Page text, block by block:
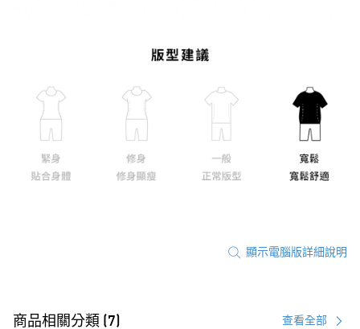
顯示電腦版詳細說明
商品相關分類 (7) 查看全部